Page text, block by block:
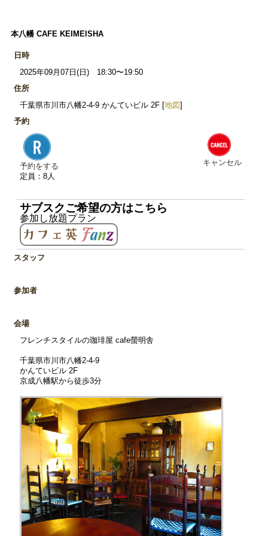
本八幡 CAFE KEIMEISHA
日時
2025年09月07日(日) 18:30〜19:50
住所
千葉県市川市八幡2-4-9 かんていビル 2F [地図]
予約
予約をする
定員：8人
キャンセル
サブスクご希望の方はこちら
参加し放題プラン
スタッフ
参加者
会場
フレンチスタイルの珈琲屋 cafe螢明舎
千葉県市川市八幡2-4-9
かんていビル 2F
京成八幡駅から徒歩3分